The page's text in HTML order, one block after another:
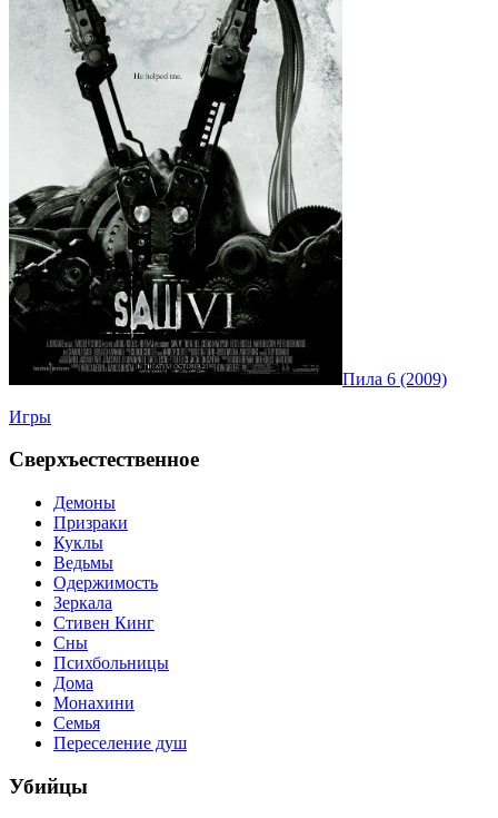
Пила 6 (2009)
Игры
Сверхъестественное
Демоны
Призраки
Куклы
Ведьмы
Одержимость
Зеркала
Стивен Кинг
Сны
Психбольницы
Дома
Монахини
Семья
Переселение душ
Убийцы